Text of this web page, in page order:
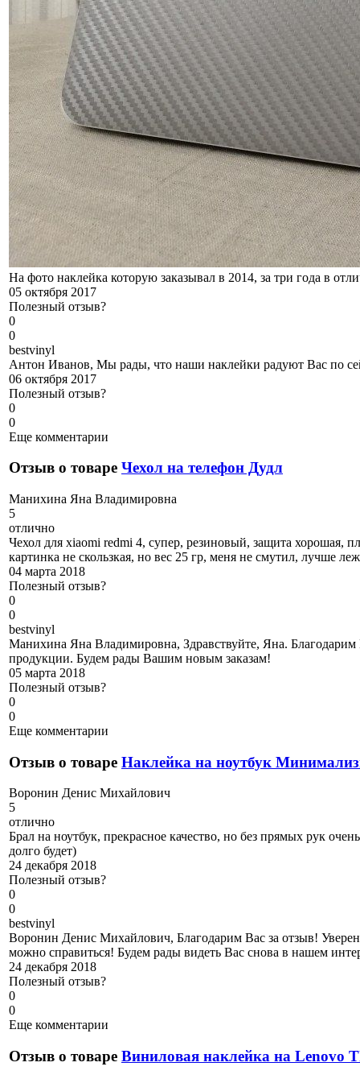
На фото наклейка которую заказывал в 2014, за три года в
05 октября 2017
Полезный отзыв?
0
0
bestvinyl
Антон Иванов, Мы рады, что наши наклейки радуют Вас по
06 октября 2017
Полезный отзыв?
0
0
Еще комментарии
Отзыв о товаре Чехол на телефон Дудл
Манихина Яна Владимировна
5
отлично
Чехол для xiaomi redmi 4, супер, резиновый, защита хорошая,
картинка не скользкая, но вес 25 гр, меня не смутил, лучше
04 марта 2018
Полезный отзыв?
0
0
bestvinyl
Манихина Яна Владимировна, Здравствуйте, Яна.
продукции. Будем рады Вашим новым заказам!
05 марта 2018
Полезный отзыв?
0
0
Еще комментарии
Отзыв о товаре Наклейка на ноутбук
Воронин Денис Михайлович
5
отлично
Брал на ноутбук, прекрасное качество, но без прямых рук
долго будет)
24 декабря 2018
Полезный отзыв?
0
0
bestvinyl
Воронин Денис Михайлович, Благодарим Вас за отзыв!
можно справиться! Будем рады видеть Вас снова в нашем
24 декабря 2018
Полезный отзыв?
0
0
Еще комментарии
Отзыв о товаре Виниловая наклейка на Lenovo